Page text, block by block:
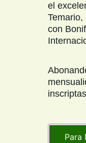
el
con
Para